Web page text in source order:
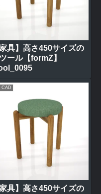
家具】高さ450サイズの
ール【formZ】
CAD
家具】高さ450サイズの